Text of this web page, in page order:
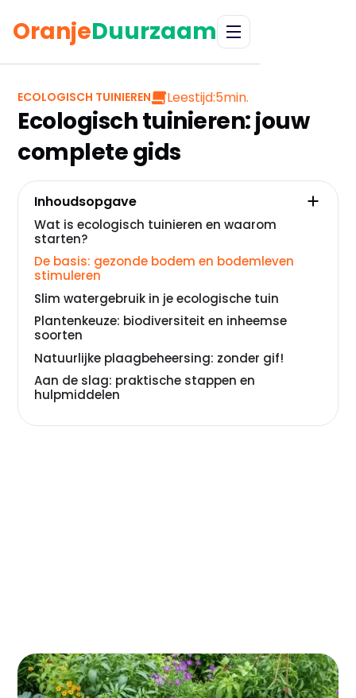
OranjeDuurzaam
ECOLOGISCH TUINIEREN Leestijd:5min.
Ecologisch tuinieren: jouw
complete gids
Inhoudsopgave
Wat is ecologisch tuinieren en waarom
starten?
De basis: gezonde bodem en bodemleven
stimuleren
Slim watergebruik in je ecologische tuin
Plantenkeuze: biodiversiteit en inheemse
soorten
Natuurlijke plaagbeheersing: zonder gif!
Aan de slag: praktische stappen en
hulpmiddelen